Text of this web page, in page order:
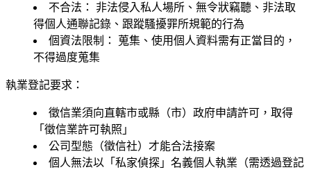
不合法：
非法侵入私人場所、無令狀竊聽、非法取
得個人通聯記錄、跟蹤騷擾罪所規範的行為
個資法限制：
蒐集、使用個人資料需有正當目的，
不得過度蒐集
執業登記要求：
徵信業須向直轄市或縣（市）政府申請許可，取得
「徵信業許可執照」
公司型態（徵信社）才能合法接案
個人無法以「私家偵探」名義個人執業（需透過登記